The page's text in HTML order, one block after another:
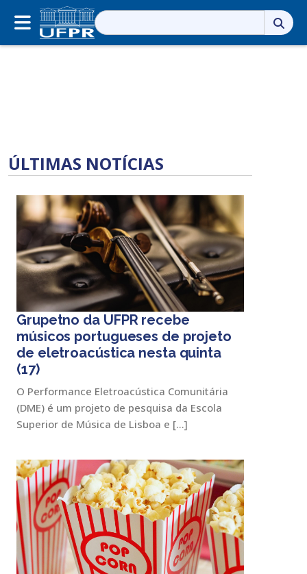
Pesquisar
por:
ÚLTIMAS NOTÍCIAS
Grupetno da UFPR recebe
músicos portugueses de projeto
de eletroacústica nesta quinta
(17)
O Performance Eletroacústica Comunitária
(DME) é um projeto de pesquisa da Escola
Superior de Música de Lisboa e […]